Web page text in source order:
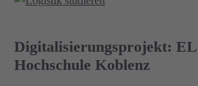
Digitalisierungsprojekt:
Hochschule Koblenz